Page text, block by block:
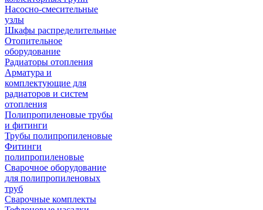
Насосно-смесительные
узлы
Шкафы распределительные
Отопительное
оборудование
Радиаторы отопления
Арматура и
комплектующие для
радиаторов и систем
отопления
Полипропиленовые трубы
и фитинги
Трубы полипропиленовые
Фитинги
полипропиленовые
Сварочное оборудование
для полипропиленовых
труб
Сварочные комплекты